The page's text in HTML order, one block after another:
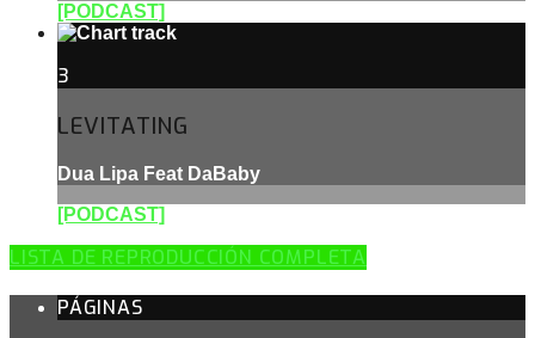
[PODCAST]
3
LEVITATING
Dua Lipa Feat DaBaby
[PODCAST]
LISTA DE REPRODUCCIÓN COMPLETA
PÁGINAS